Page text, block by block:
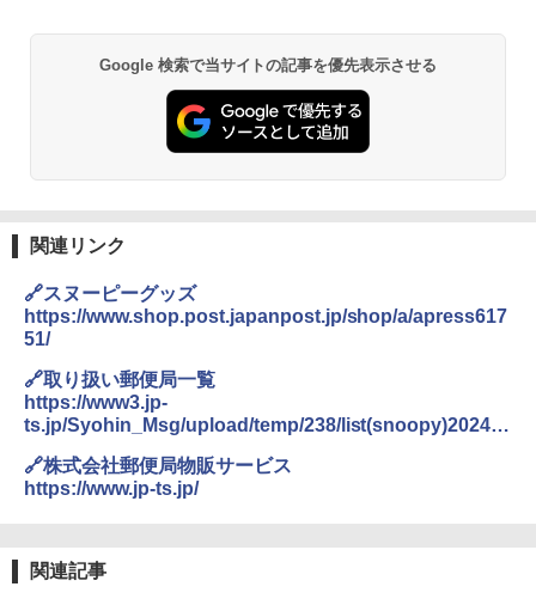
地球の歩き方 スター・ウォーズ
￥2,695
球の歩き方A ヨーロッパ
￥2,479
A26 地球の歩き方 チェコ ポーランド スロヴ
PYKES PEAK (パイクスピーク) 着替えテン
ト プライバシー テント 【中が透けない】 1
人用 折りたたみ 防災グッズ 災害用トイレ ビ
ーチ ピクニック ポップアップテント 携帯 簡
易 トイレテント (ブラック)
ENDLESS BASE 《めざましテレビで紹介》
テント ワンタッチ RENEW 幅200 2-3人用 43
500002(88859)
￥5,999
広げるだけ パッとサッとテント ブラックコ
ーティング フルクローズ メッシュ 3-4人用
簡単設置 ポップアップテント エクルベージ
BUNDOK(バンドック)ソロ ドーム 1 EX BDK
-08EX カーキ ソロキャンプ ポリエステル フ
レーム ドーム型 テント
￥14,800
￥6,459
ポインターライト 強力 小型 緑色/赤色/青紫色
可能 安全ロック付き 高安全性 金属製耐久 コ
ア/オフィス/教育現場/展示会用 緑
Google 検索で当サイトの記事を優先表示させる
関連リンク
🔗スヌーピーグッズ
https://www.shop.post.japanpost.jp/shop/a/apress617
51/
🔗取り扱い郵便局一覧
https://www3.jp-
ts.jp/Syohin_Msg/upload/temp/238/list(snoopy)20240
🔗株式会社郵便局物販サービス
https://www.jp-ts.jp/
関連記事